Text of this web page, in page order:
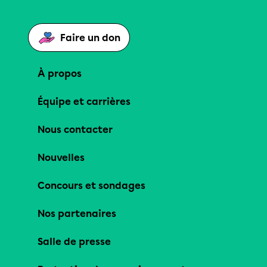
Faire un don
À propos
Équipe et carrières
Nous contacter
Nouvelles
Concours et sondages
Nos partenaires
Salle de presse